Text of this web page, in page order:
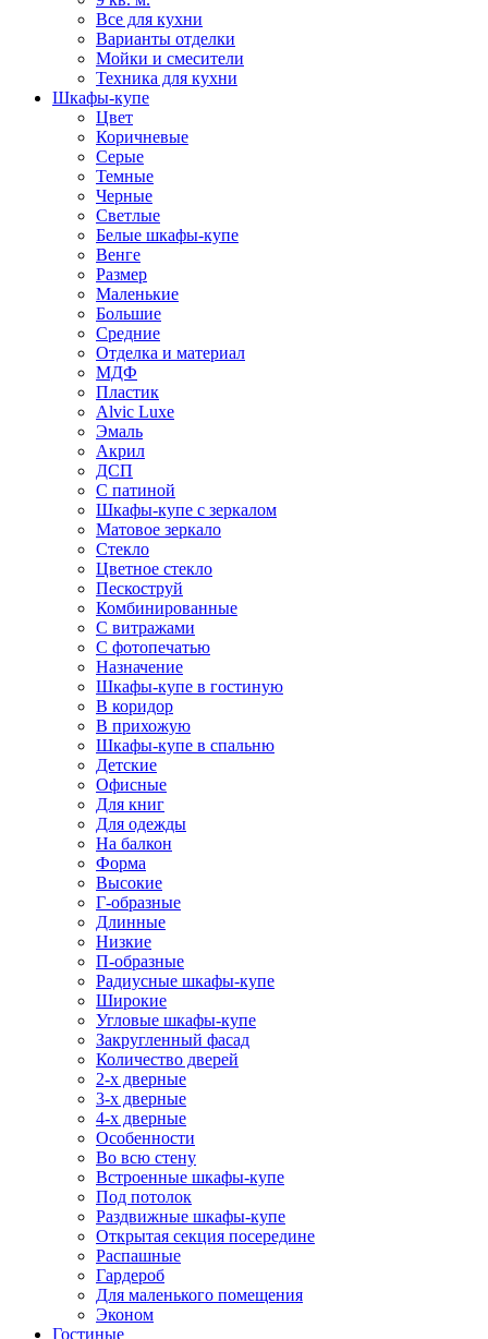
Все для кухни
Варианты отделки
Мойки и смесители
Техника для кухни
Шкафы-купе
Цвет
Коричневые
Серые
Темные
Черные
Светлые
Белые шкафы-купе
Венге
Размер
Маленькие
Большие
Средние
Отделка и материал
МДФ
Пластик
Alvic Luxe
Эмаль
Акрил
ДСП
С патиной
Шкафы-купе с зеркалом
Матовое зеркало
Стекло
Цветное стекло
Пескоструй
Комбинированные
С витражами
С фотопечатью
Назначение
Шкафы-купе в гостиную
В коридор
В прихожую
Шкафы-купе в спальню
Детские
Офисные
Для книг
Для одежды
На балкон
Форма
Высокие
Г-образные
Длинные
Низкие
П-образные
Радиусные шкафы-купе
Широкие
Угловые шкафы-купе
Закругленный фасад
Количество дверей
2-х дверные
3-х дверные
4-х дверные
Особенности
Во всю стену
Встроенные шкафы-купе
Под потолок
Раздвижные шкафы-купе
Открытая секция посередине
Распашные
Гардероб
Для маленького помещения
Эконом
Гостиные